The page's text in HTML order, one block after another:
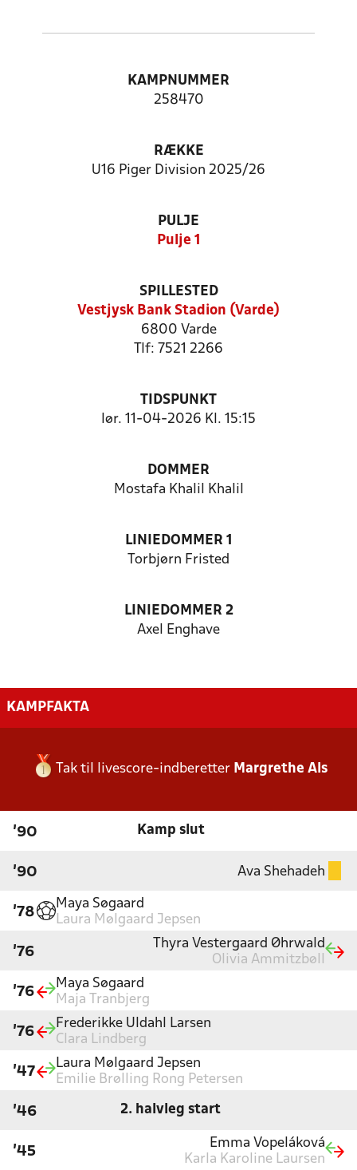
KAMPNUMMER
258470
RÆKKE
U16 Piger Division 2025/26
PULJE
Pulje 1
SPILLESTED
Vestjysk Bank Stadion (Varde)
6800 Varde
Tlf: 7521 2266
TIDSPUNKT
lør. 11-04-2026 Kl. 15:15
DOMMER
Mostafa Khalil Khalil
LINIEDOMMER 1
Torbjørn Fristed
LINIEDOMMER 2
Axel Enghave
KAMPFAKTA
Tak til livescore-indberetter Margrethe Als
'90 Kamp slut
'90 Ava Shehadeh
'78
Maya Søgaard
Laura Mølgaard Jepsen
'76
Thyra Vestergaard Øhrwald
Olivia Ammitzbøll
'76
Maya Søgaard
Maja Tranbjerg
'76
Frederikke Uldahl Larsen
Clara Lindberg
'47
Laura Mølgaard Jepsen
Emilie Brølling Rong Petersen
'46 2. halvleg start
'45
Emma Vopeláková
Karla Karoline Laursen